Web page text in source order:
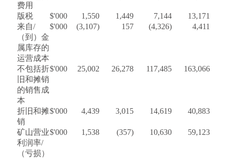
费用
版税 $'000 1,550 1,449 7,144
13,171
来自/
（到）金
属库存的
运营成本
$'000 (3,107) 157 (4,326) 4,411
不包括折
旧和摊销
的销售成
本
$'000 25,002 26,278 117,485 163,066
折旧和摊
销
$'000 4,439 3,015 14,619 40,883
矿山营业
利润率/
（亏损）
$'000 1,538 (357) 10,630 59,123